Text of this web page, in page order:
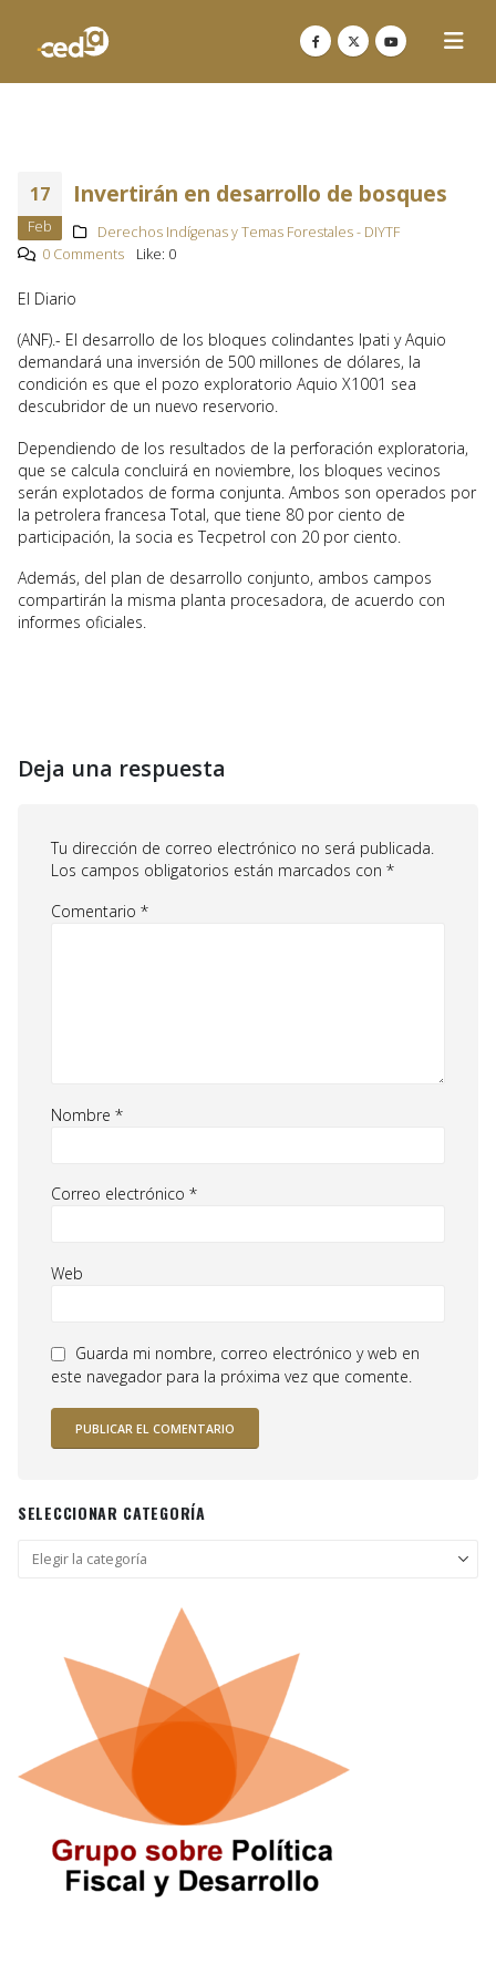
17
Feb
Invertirán en desarrollo de bosques
Derechos Indígenas y Temas Forestales - DIYTF
0 Comments
Like: 0
El Diario
(ANF).- El desarrollo de los bloques colindantes Ipati y Aquio
demandará una inversión de 500 millones de dólares, la
condición es que el pozo exploratorio Aquio X1001 sea
descubridor de un nuevo reservorio.
Dependiendo de los resultados de la perforación exploratoria,
que se calcula concluirá en noviembre, los bloques vecinos
serán explotados de forma conjunta. Ambos son operados por
la petrolera francesa Total, que tiene 80 por ciento de
participación, la socia es Tecpetrol con 20 por ciento.
Además, del plan de desarrollo conjunto, ambos campos
compartirán la misma planta procesadora, de acuerdo con
informes oficiales.
Deja una respuesta
Tu dirección de correo electrónico no será publicada.
Los campos obligatorios están marcados con *
Comentario *
Nombre *
Correo electrónico *
Web
Guarda mi nombre, correo electrónico y web en
este navegador para la próxima vez que comente.
SELECCIONAR CATEGORÍA
Seleccionar
categoría